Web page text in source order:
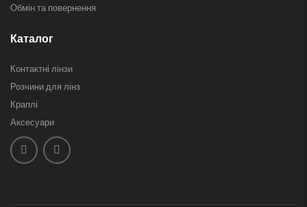
Обмін та повернення
Каталог
Контактні лінзи
Розчини для лінз
Краплі
Аксесуари